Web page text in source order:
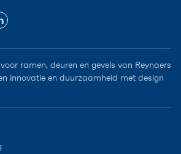
ramen, deuren en gevels van Reynaers
innovatie en duurzaamheid met design